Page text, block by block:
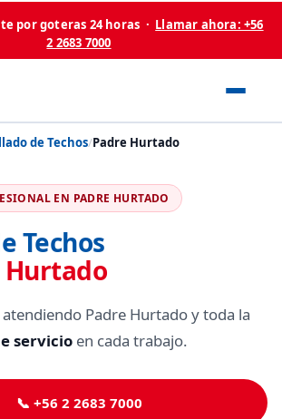
por goteras 24 horas · Llamar ahora: +56
2 2683 7000
de Techos/Padre Hurtado
EN PADRE HURTADO
Techos
Hurtado
Padre Hurtado y toda la
servicio en cada trabajo.
📞 +56 2 2683 7000